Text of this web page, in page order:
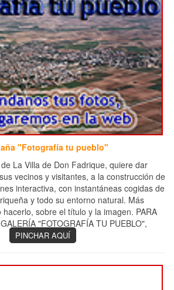
"Fotografía tu pueblo"
La Villa de Don Fadrique, quiere dar
vecinos y visitantes, a la construcción de
interactiva, con instantáneas cogidas de
y todo su entorno natural. Más
sobre el título y la imagen. PARA
"FOTOGRAFÍA TU PUEBLO",
PINCHAR AQUÍ